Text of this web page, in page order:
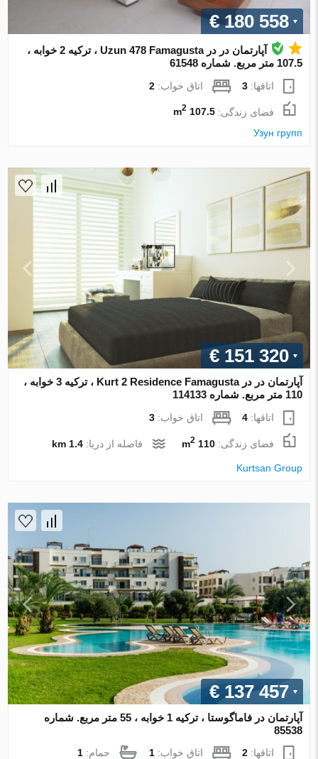
€ 180 558
آپارتمان در در Uzun 478 Famagusta ، ترکیه 2 خوابه ،
107.5 متر مربع. شماره 61548
اتاقها:3 اتاق خواب:2
فضای زندگی:107.5 m
2
Узун групп
€ 151 320
آپارتمان در در Kurt 2 Residence Famagusta ، ترکیه 3 خوابه ،
110 متر مربع. شماره 114133
اتاقها:4 اتاق خواب:3
فضای زندگی:110 m
2 فاصله از دریا:1.4 km
Kurtsan Group
€ 137 457
آپارتمان در فاماگوستا ، ترکیه 1 خوابه ، 55 متر مربع. شماره
85538
اتاقها:2 اتاق خواب:1 حمام:1